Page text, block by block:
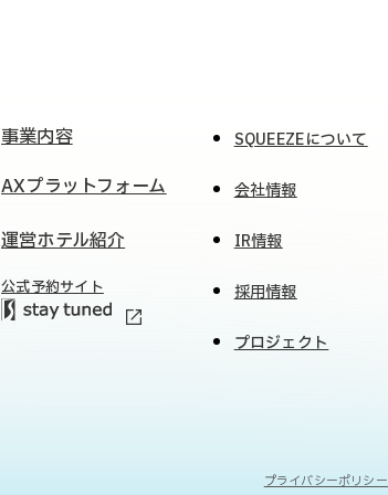
事業内容
AXプラットフォーム
運営ホテル紹介
公式予約サイト
SQUEEZEについて
会社情報
IR情報
採用情報
プロジェクト
プライバシーポリシー